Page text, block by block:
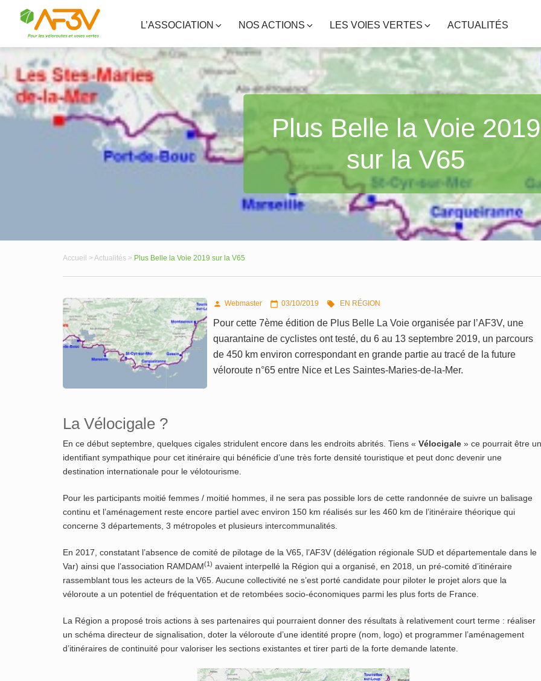
L’ASSOCIATION NOS ACTIONS LES VOIES VERTES ACTUALITÉS
Plus Belle la Voie 2019
sur la V65
Accueil > Actualités > Plus Belle la Voie 2019 sur la V65
 Webmaster  03/10/2019  EN RÉGION
Pour cette 7ème édition de Plus Belle La Voie organisée par l’AF3V, une
quarantaine de cyclistes ont testé, du 6 au 13 septembre 2019, un parcours
de 450 km environ correspondant en grande partie au tracé de la future
véloroute n°65 entre Nice et Les Saintes-Maries-de-la-Mer.
La Vélocigale ?
En ce début septembre, quelques cigales stridulent encore dans les endroits abrités. Tiens « Vélocigale » ce pourrait être un
identifiant sympathique pour cet itinéraire qui bénéficie d’une très forte densité touristique et peut donc devenir une
destination internationale pour le vélotourisme.
Pour les participants moitié femmes / moitié hommes, il ne sera pas possible lors de cette randonnée de suivre un balisage
continu et l’aménagement reste encore partiel avec environ 150 km réalisés sur les 460 km de l’itinéraire théorique qui
concerne 3 départements, 3 métropoles et plusieurs intercommunalités.
En 2017, constatant l’absence de comité de pilotage de la V65, l’AF3V (délégation régionale SUD et départementale dans le
Var) ainsi que l’association RAMDAM(1) avaient interpellé la Région qui a organisé, en 2018, un pré-comité d’itinéraire
rassemblant tous les acteurs de la V65. Aucune collectivité ne s’est porté candidate pour piloter le projet alors que la
véloroute a un potentiel de fréquentation et de retombées socio-économiques parmi les plus forts de France.
La Région a proposé trois actions à ses partenaires qui pourraient donner des résultats à relativement court terme : réaliser
un schéma directeur de signalisation, doter la véloroute d’une identité propre (nom, logo) et programmer l’aménagement
d’itinéraires de continuité pour valoriser les sections existantes et tirer parti de la forte demande latente.